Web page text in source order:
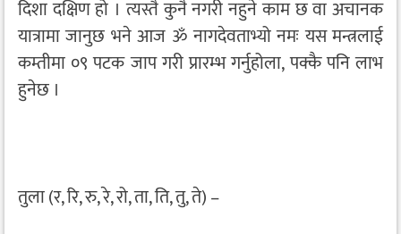
दिशा दक्षिण हो । त्यस्तै कुनै नगरी नहुने काम छ वा अचानक
यात्रामा जानुछ भने आज ॐ नागदेवताभ्यो नमः यस मन्त्रलाई
कम्तीमा ०९ पटक जाप गरी प्रारम्भ गर्नुहोला, पक्कै पनि लाभ
हुनेछ ।
तुला (र, रि, रु, रे, रो, ता, ति, तु, ते) –